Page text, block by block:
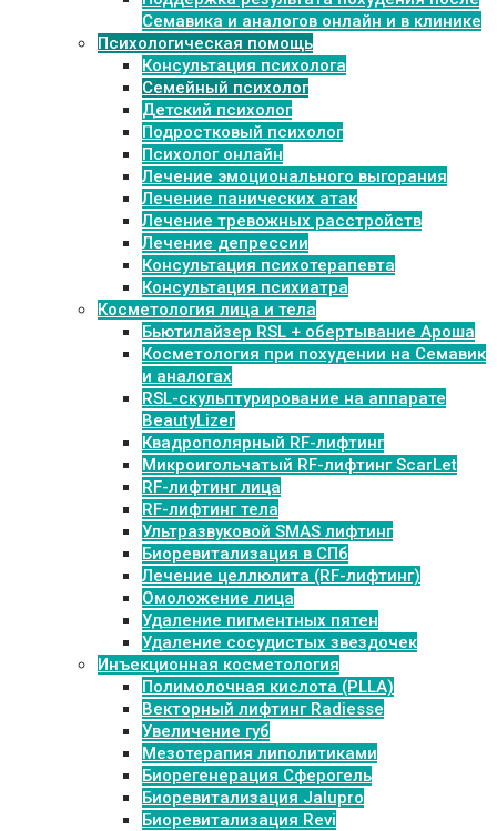
Семавика и аналогов онлайн и в клинике
Психологическая помощь
Консультация психолога
Семейный психолог
Детский психолог
Подростковый психолог
Психолог онлайн
Лечение эмоционального выгорания
Лечение панических атак
Лечение тревожных расстройств
Лечение депрессии
Консультация психотерапевта
Консультация психиатра
Косметология лица и тела
Бьютилайзер RSL + обертывание Ароша
Косметология при похудении на Семавик
и аналогах
RSL-скульптурирование на аппарате
BeautyLizer
Квадрополярный RF-лифтинг
Микроигольчатый RF-лифтинг ScarLet
RF-лифтинг лица
RF-лифтинг тела
Ультразвуковой SMAS лифтинг
Биоревитализация в СПб
Лечение целлюлита (RF-лифтинг)
Омоложение лица
Удаление пигментных пятен
Удаление сосудистых звездочек
Инъекционная косметология
Полимолочная кислота (PLLA)
Векторный лифтинг Radiesse
Увеличение губ
Мезотерапия липолитиками
Биорегенерация Сферогель
Биоревитализация Jalupro
Биоревитализация Revi